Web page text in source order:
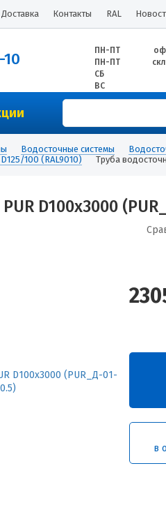
Доставка Контакты RAL
10 ПН-ПТ
ПН-ПТ
СБ
ВС
Водосточные системы
100 (RAL9010)
Труба
D100х3000
в